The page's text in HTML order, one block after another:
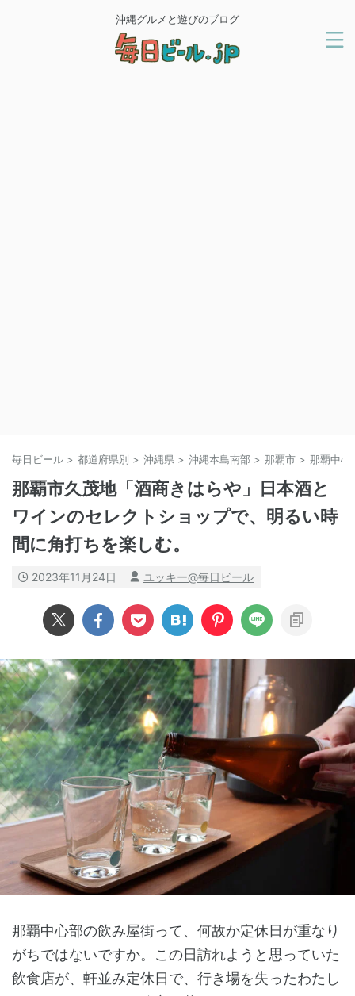
沖縄グルメと遊びのブログ
毎日ビール > 都道府県別 > 沖縄県 > 沖縄本島南部 > 那覇市 > 那覇中心
那覇市久茂地「酒商きはらや」日本酒と
ワインのセレクトショップで、明るい時
間に角打ちを楽しむ。
2023年11月24日 ユッキー@毎日ビール
那覇中心部の飲み屋街って、何故か定休日が重なり
がちではないですか。この日訪れようと思っていた
飲食店が、軒並み定休日で、行き場を失ったわたし